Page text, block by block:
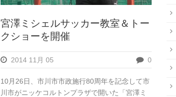
宮澤ミシェルサッカー教室＆トー
クショーを開催
2014 11月 05 0
10月26日、市川市市政施行80周年を記念して市
川市がニッケコルトンプラザで開いた「宮澤ミ